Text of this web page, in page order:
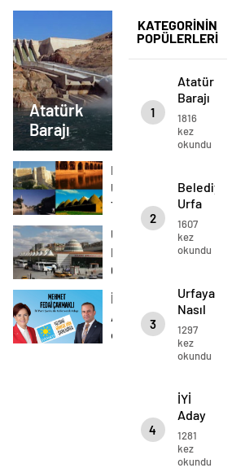
KATEGORİNİN
POPÜLERLERİ
1
Atatürk
Barajı
1816
kez
okundu
2
Urfa
Tanıtımı
1607
kez
okundu
3
Urfaya
Nasıl
Gidilir
1297
kez
okundu
4
İYİ
Aday
esnaf
devam
1281
kez
okundu
Atatürk
Barajı
Belediyemizden
Urfa
Tanıtımı
Urfaya
Nasıl
Gidilir
İYİ
Aday
esnaf
ziyaretlerine